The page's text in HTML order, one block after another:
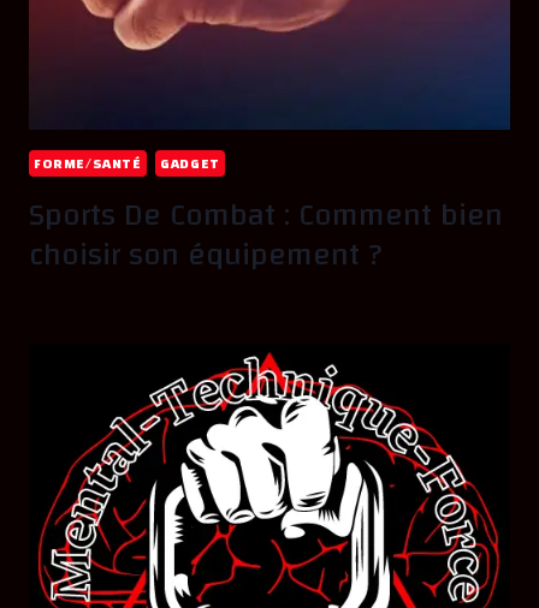
FORME/SANTÉ GADGET
Sports De Combat : Comment bien
choisir son équipement ?